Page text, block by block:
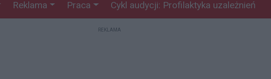
Reklama Praca Cykl audycji: Profilaktyka uzależnień
REKLAMA